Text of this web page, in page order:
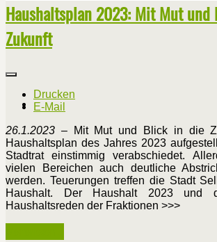
Haushaltsplan 2023: Mit Mut
Zukunft
Drucken
E-Mail
26.1.2023 – Mit Mut und Blick in die
Haushaltsplan des Jahres 2023
Stadtrat einstimmig verabschiedet.
vielen Bereichen auch deutliche
werden. Teuerungen treffen die Stadt
Haushalt. Der Haushalt 2023 und
Haushaltsreden der Fraktionen >>>